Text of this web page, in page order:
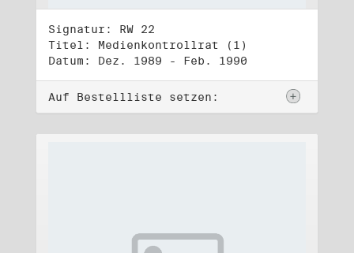
Signatur: RW 22
Titel: Medienkontrollrat (1)
Datum: Dez. 1989 - Feb. 1990
Auf Bestellliste setzen: